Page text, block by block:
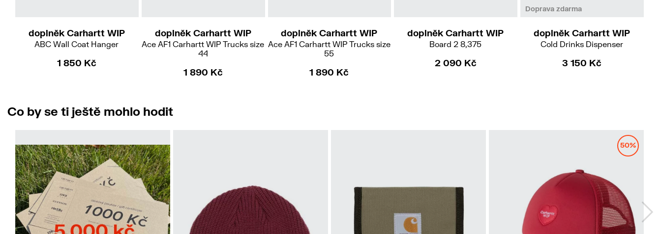
doplněk Carhartt WIP
ABC Wall Coat Hanger
1 850 Kč
doplněk Carhartt WIP
Ace AF1 Carhartt WIP Trucks size
44
1 890 Kč
doplněk Carhartt WIP
Ace AF1 Carhartt WIP Trucks size
55
1 890 Kč
doplněk Carhartt WIP
Board 2 8,375
2 090 Kč
Doprava zdarma
doplněk Carhartt WIP
Cold Drinks Dispenser
3 150 Kč
Co by se ti ještě mohlo hodit
50%